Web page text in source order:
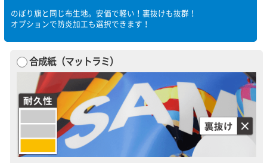
のぼり旗と同じ布生地。安価で軽い！裏抜けも抜群！
オプションで防炎加工も選択できます！
合成紙（マットラミ）